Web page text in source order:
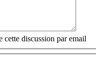
cette discussion par email